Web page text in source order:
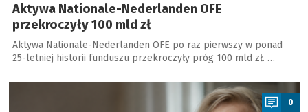
Aktywa Nationale-Nederlanden OFE
przekroczyły 100 mld zł
Aktywa Nationale-Nederlanden OFE po raz pierwszy w ponad
25-letniej historii funduszu przekroczyły próg 100 mld zł. …
a
0